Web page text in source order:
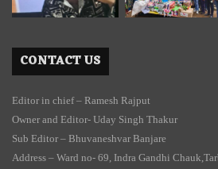
CONTACT US
Editor in chief – Ramesh Rajput
Owner and Editor- Uday Singh Thakur
Sub Editor – Bhuvaneshvar Banjare
Address – Ward no- 69, Indra Gandhi